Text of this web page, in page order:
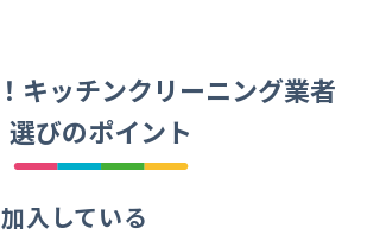
キッチンクリーニング業者
選びのポイント
入している